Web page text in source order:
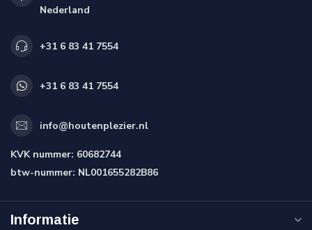
Nederland
+31 6 83 41 7554
+31 6 83 41 7554
info@houtenplezier.nl
KVK nummer: 60682744
btw-nummer: NL001655282B86
Informatie